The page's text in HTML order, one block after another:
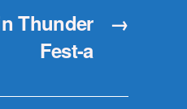
→
Thunder
Fest-a